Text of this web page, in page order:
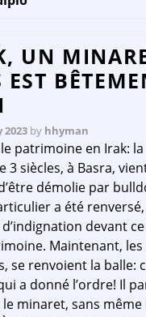
UN
EST
2023 by hhyman
patrimoine en Irak:
3 siècles, à Basra,
démolie par
a été
devant
Maintenant,
se renvoient la balle:
a donné l’ordre! Il
minaret, sans même